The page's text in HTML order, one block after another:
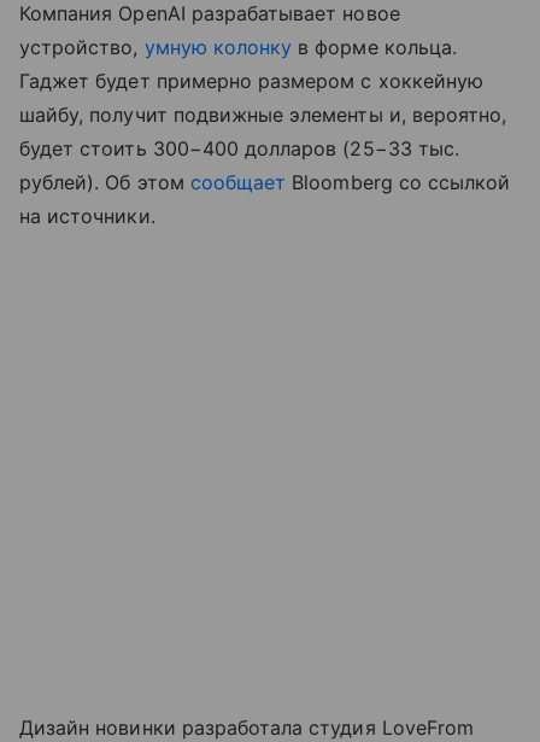
Компания OpenAI разрабатывает новое
устройство, умную колонку в форме кольца.
Гаджет будет примерно размером с хоккейную
шайбу, получит подвижные элементы и, вероятно,
будет стоить 300−400 долларов (25−33 тыс.
рублей). Об этом сообщает Bloomberg со ссылкой
на источники.
Дизайн новинки разработала студия LoveFrom